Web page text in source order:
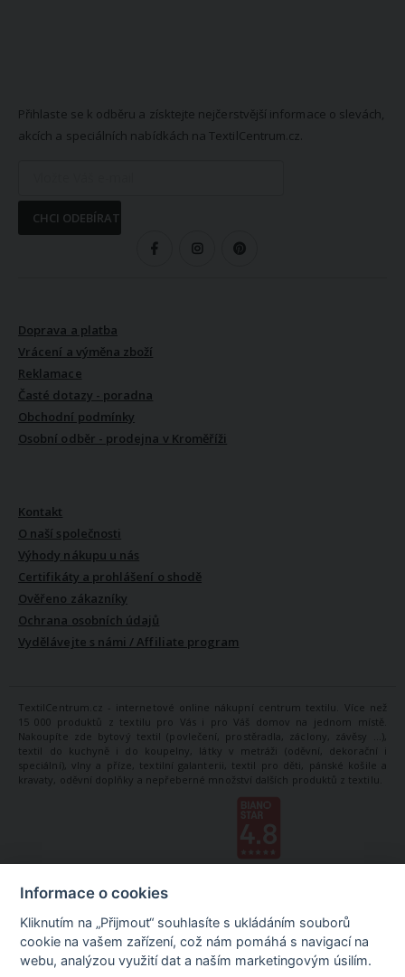
Přihlaste se k odběru a získtejte nejčerstvější informace o slevách,
akcích a speciálních nabídkách na TextilCentrum.cz.
CHCI ODEBÍRAT
Doprava a platba
Vrácení a výměna zboží
Reklamace
Časté dotazy - poradna
Obchodní podmínky
Osobní odběr - prodejna v Kroměříži
Kontakt
O naší společnosti
Výhody nákupu u nás
Certifikáty a prohlášení o shodě
Ověřeno zákazníky
Ochrana osobních údajů
Vydělávejte s námi / Affiliate program
TextilCentrum.cz - internetové online nákupní centrum textilu. Více než
15 000 produktů z textilu pro Vás i pro Váš domov na jednom místě.
Nakoupíte zde bytový textil (povlečení, prostěradla, záclony, závěsy ...),
textil do kuchyně i do koupelny, látky v metráži (oděvní, dekorační i
speciální), vlny a příze, textilní galanterii, textil pro děti, pánské košile a
kravaty, oděvní doplňky a nepřeberné množství dalších produktů z textilu.
Informace o cookies
Kliknutím na „Přijmout“ souhlasíte s ukládáním souborů
cookie na vašem zařízení, což nám pomáhá s navigací na
webu, analýzou využití dat a naším marketingovým úsilím.